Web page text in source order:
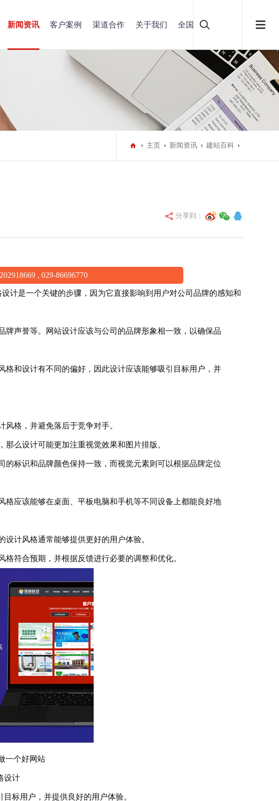
新闻资讯 客户案例 渠道合作 关于我们 全国
主页 新闻资讯 建站百科
分享到：
, 029-86696770
是一个关键的步骤，因为它直接影响到用户对公司品牌的感知和
声誉等。网站设计应该与公司的品牌形象相一致，以确保品
和设计有不同的偏好，因此设计应该能够吸引目标用户，并
格，并避免落后于竞争对手。
么设计可能更加注重视觉效果和图片排版。
标识和品牌颜色保持一致，而视觉元素则可以根据品牌定位
应该能够在桌面、平板电脑和手机等不同设备上都能良好地
计风格通常能够提供更好的用户体验。
符合预期，并根据反馈进行必要的调整和优化。
一个好网站
设计
标用户，并提供良好的用户体验。